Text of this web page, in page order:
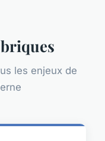
les enjeux de